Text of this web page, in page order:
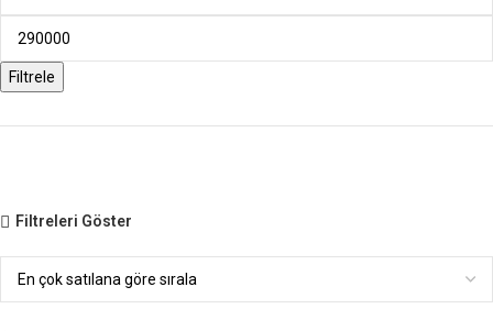
Filtrele
Filtreleri Göster